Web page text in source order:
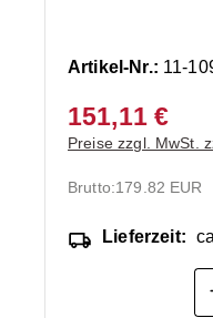
Artikel-Nr.: 11-
151,11 €
Preise zzgl. MwSt.
Brutto:179.82 EUR
Lieferzeit: